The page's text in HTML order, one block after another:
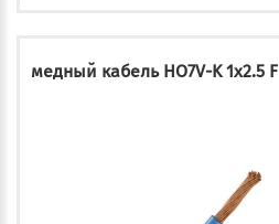
медный кабель HO7V-K 1x2.5 F